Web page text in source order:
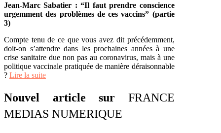
Jean-Marc Sabatier : “Il faut prendre conscience
urgemment des problèmes de ces vaccins” (partie
3)
Compte tenu de ce que vous avez dit précédemment,
doit-on s’attendre dans les prochaines années à une
crise sanitaire due non pas au coronavirus, mais à une
politique vaccinale pratiquée de manière déraisonnable
? Lire la suite
Nouvel article sur FRANCE
MEDIAS NUMERIQUE